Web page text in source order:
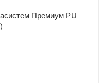
Премиум PU